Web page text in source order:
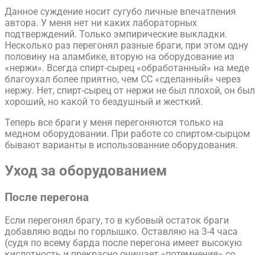
Данное суждение носит сугубо личные впечатления
автора. У меня нет ни каких лабораторных
подтверждений. Только эмпирические выкладки.
Несколько раз перегонял разные браги, при этом одну
половину на аламбике, вторую на оборудование из
«нержи». Всегда спирт-сырец «обработанный» на меде
благоухал более приятно, чем СС «сделанный» через
нержу. Нет, спирт-сырец от нержи не был плохой, он был
хороший, но какой то бездушный и жесткий.
Теперь все браги у меня перегоняются только на
медном оборудовании. При работе со спиртом-сырцом
бывают варианты в использованние оборудования.
Уход за оборудованием
После перегона
Если перегонял брагу, то в кубовый остаток браги
добавляю воды по горлышко. Оставляю на 3-4 часа
(судя по всему барда после перегона имеет высокую